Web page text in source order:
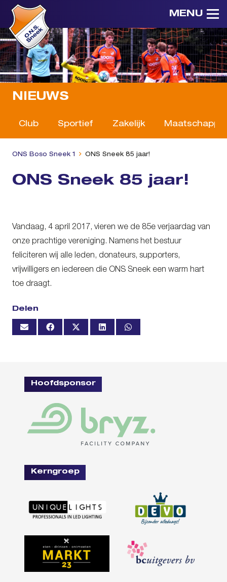
MENU
NIEUWS
Club Sportief Zakelijk
ONS Boso Sneek 1 ONS Sneek 85 jaar!
ONS Sneek 85 jaar!
Vandaag, 4 april 2017, vieren we de 85e verjaardag van
onze prachtige vereniging. Namens het bestuur
feliciteren wij alle leden, donateurs, supporters,
vrijwilligers en iedereen die ONS Sneek een warm hart
toe draagt.
Delen
Hoofdsponsor
Kerngroep